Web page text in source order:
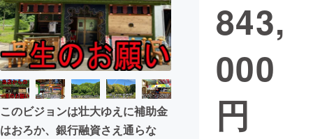
テクノロジー・ガジェット ゲーム・サ
映像・映画
ビジネス・起業
まちづくり・地域活性化
このビジョンは壮大ゆえに補助金
はおろか、銀行融資さえ通らな
843,
000
円